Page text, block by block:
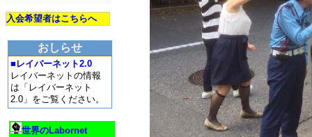
入会希望者はこちらへ
おしらせ
■レイバーネット2.0
レイバーネットの情報
は「レイバーネット
2.0」をご覧ください。
世界のLabornet